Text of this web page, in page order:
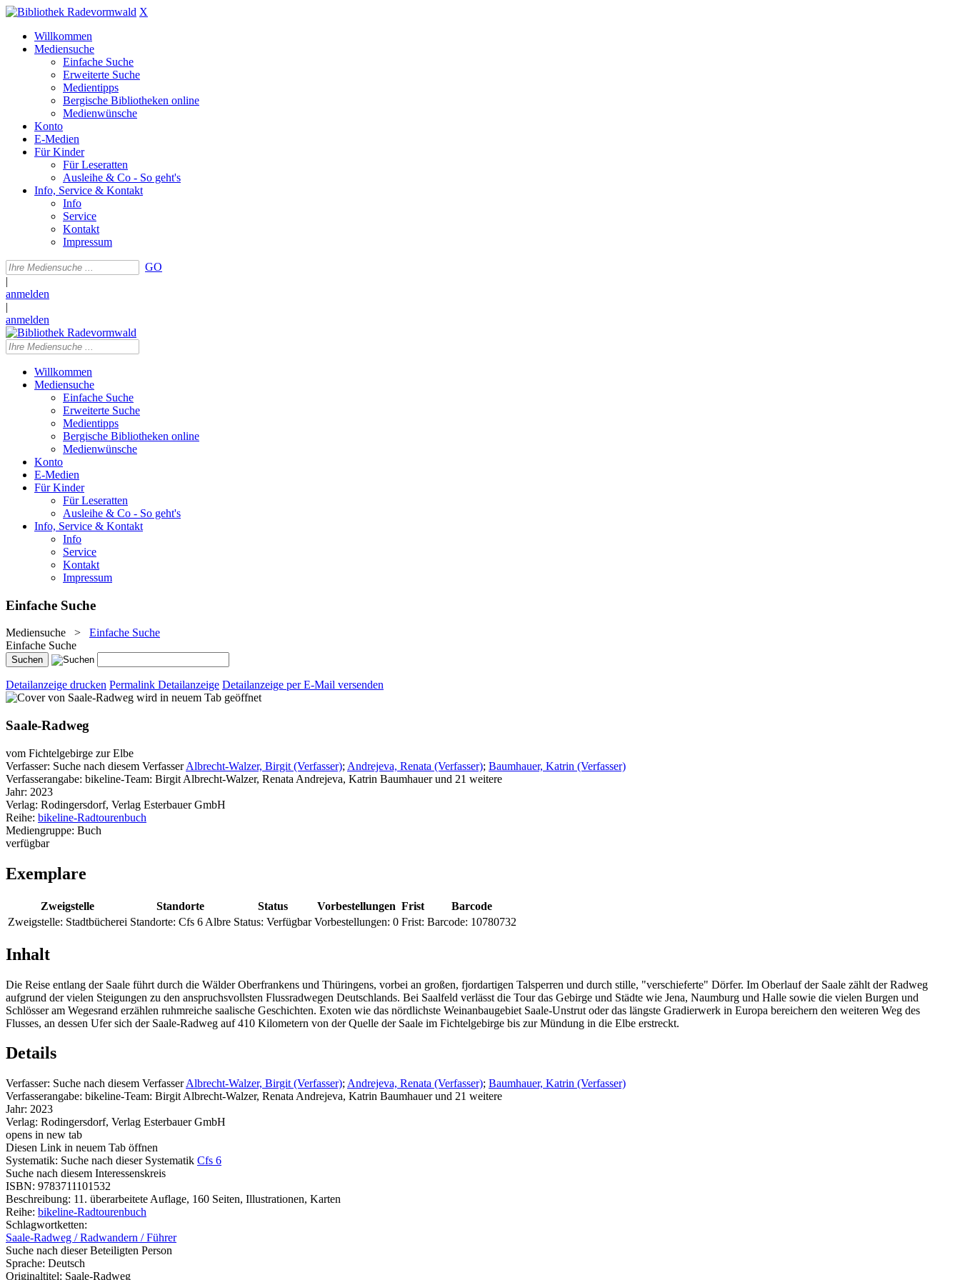
X
Willkommen
Mediensuche
Einfache Suche
Erweiterte Suche
Medientipps
Bergische Bibliotheken online
Medienwünsche
Konto
E-Medien
Für Kinder
Für Leseratten
Ausleihe & Co - So geht's
Info, Service & Kontakt
Info
Service
Kontakt
Impressum
GO
|
anmelden
|
anmelden
Willkommen
Mediensuche
Einfache Suche
Erweiterte Suche
Medientipps
Bergische Bibliotheken online
Medienwünsche
Konto
E-Medien
Für Kinder
Für Leseratten
Ausleihe & Co - So geht's
Info, Service & Kontakt
Info
Service
Kontakt
Impressum
Einfache Suche
Mediensuche > Einfache Suche
Einfache Suche
Detailanzeige drucken Permalink Detailanzeige Detailanzeige per E-Mail versenden
wird in neuem Tab geöffnet
Saale-Radweg
vom Fichtelgebirge zur Elbe
Verfasser: Suche nach diesem Verfasser Albrecht-Walzer, Birgit (Verfasser); Andrejeva, Renata (Verfasser); Baumhauer, Katrin (Verfasser)
Verfasserangabe: bikeline-Team: Birgit Albrecht-Walzer, Renata Andrejeva, Katrin Baumhauer und 21 weitere
Jahr: 2023
Verlag: Rodingersdorf, Verlag Esterbauer GmbH
Reihe: bikeline-Radtourenbuch
Mediengruppe: Buch
verfügbar
Exemplare
Zweigstelle Standorte Status Vorbestellungen Frist
Barcode
Zweigstelle: Stadtbücherei Standorte: Cfs 6 Albre Status: Verfügbar Vorbestellungen: 0 Frist: Barcode: 10780732
Inhalt
Die Reise entlang der Saale führt durch die Wälder Oberfrankens und Thüringens, vorbei an großen, fjordartigen Talsperren und durch stille, "verschieferte" Dörfer. Im Oberlauf der Saale zählt der Radweg
aufgrund der vielen Steigungen zu den anspruchsvollsten Flussradwegen Deutschlands. Bei Saalfeld verlässt die Tour das Gebirge und Städte wie Jena, Naumburg und Halle sowie die vielen Burgen und
Schlösser am Wegesrand erzählen ruhmreiche saalische ­Geschichten. Exoten wie das nördlichste Weinanbaugebiet Saale-Unstrut oder das längste Gradier­werk in Europa bereichern den weiteren Weg des
Flusses, an dessen Ufer sich der Saale-Radweg auf 410 Kilometern von der Quelle der Saale im Fichtelgebirge bis zur Mündung in die Elbe erstreckt.
Details
Verfasser: Suche nach diesem Verfasser Albrecht-Walzer, Birgit (Verfasser); Andrejeva, Renata (Verfasser); Baumhauer, Katrin (Verfasser)
Verfasserangabe: bikeline-Team: Birgit Albrecht-Walzer, Renata Andrejeva, Katrin Baumhauer und 21 weitere
Jahr: 2023
Verlag: Rodingersdorf, Verlag Esterbauer GmbH
opens in new tab
Diesen Link in neuem Tab öffnen
Systematik: Suche nach dieser Systematik Cfs 6
Suche nach diesem Interessenskreis
ISBN: 9783711101532
Beschreibung: 11. überarbeitete Auflage, 160 Seiten, Illustrationen, Karten
Reihe: bikeline-Radtourenbuch
Schlagwortketten:
Saale-Radweg / Radwandern / Führer
Suche nach dieser Beteiligten Person
Sprache: Deutsch
Originaltitel: Saale-Radweg